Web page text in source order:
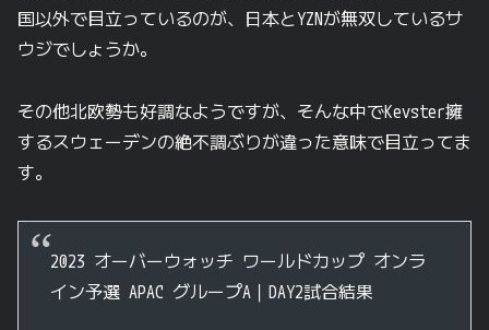
国以外で目立っているのが、日本とYZNが無双しているサ
ウジでしょうか。
その他北欧勢も好調なようですが、そんな中でKevster擁
するスウェーデンの絶不調ぶりが違った意味で目立ってま
す。
2023 オーバーウォッチ ワールドカップ オンラ
イン予選 APAC グループA｜DAY2試合結果